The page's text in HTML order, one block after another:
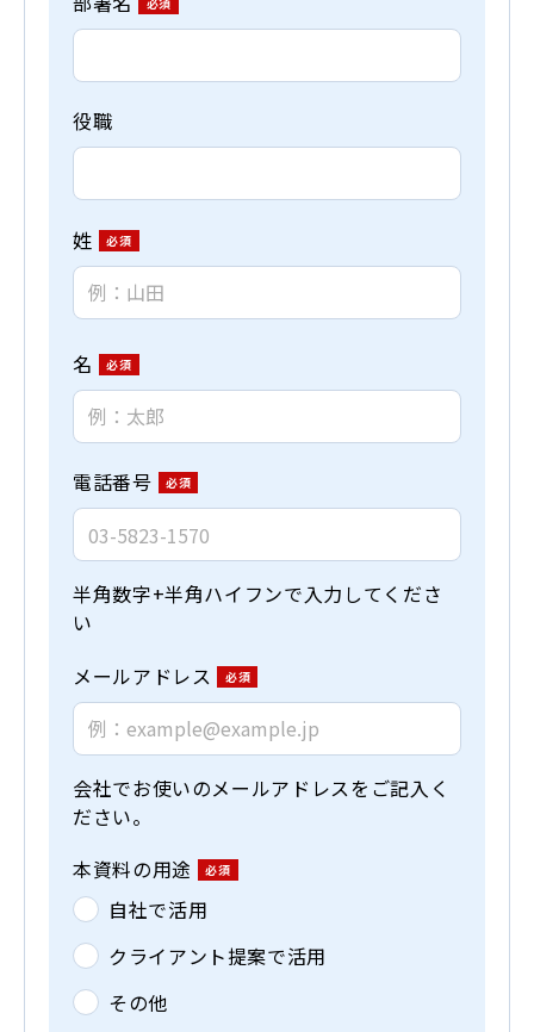
役職
姓
名
電話番号
半角数字+半角ハイフンで入力してくださ
い
メールアドレス
会社でお使いのメールアドレスをご記入く
ださい。
本資料の用途
自社で活用
クライアント提案で活用
その他